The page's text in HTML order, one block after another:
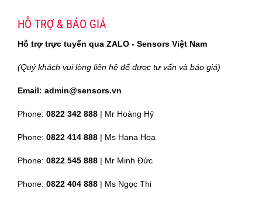
HỖ TRỢ & BÁO GIÁ
Hỗ trợ trực tuyến qua ZALO - Sensors Việt Nam
(Quý khách vui lòng liên hệ để được tư vấn và báo giá)
Email: admin@sensors.vn
Phone: 0822 342 888 | Mr Hoàng Hỷ
Phone: 0822 414 888 | Ms Hana Hoa
Phone: 0822 545 888 | Mr Minh Đức
Phone: 0822 404 888 | Ms Ngọc Thi